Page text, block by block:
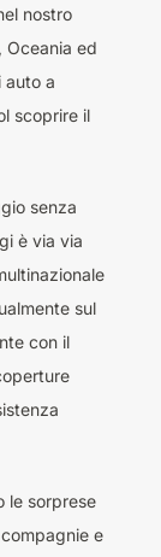
nostro
Oceania ed
auto a
scoprire il
senza
è via via
sul
con il
le sorprese
e